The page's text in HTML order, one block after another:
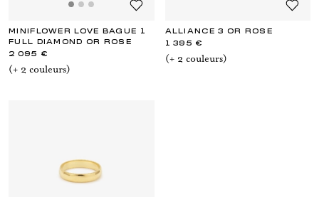
MINIFLOWER LOVE BAGUE 1
FULL DIAMOND OR ROSE
2 095 €
(+ 2 couleurs)
ALLIANCE 3 OR ROSE
1 395 €
(+ 2 couleurs)